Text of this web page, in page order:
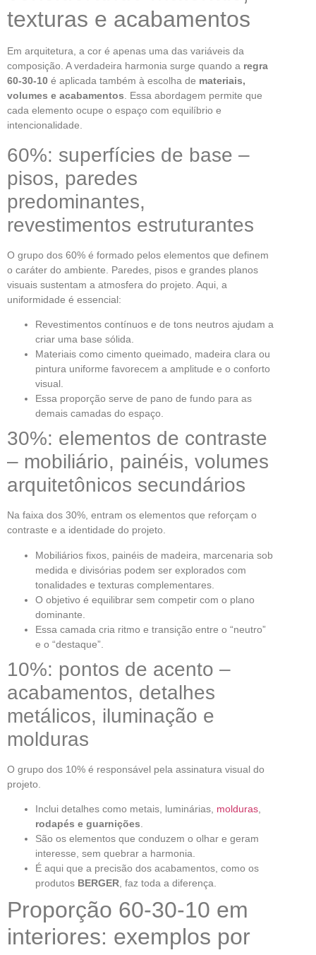
texturas e acabamentos
Em arquitetura, a cor é apenas uma das variáveis da
composição. A verdadeira harmonia surge quando a regra
60-30-10 é aplicada também à escolha de materiais,
volumes e acabamentos. Essa abordagem permite que
cada elemento ocupe o espaço com equilíbrio e
intencionalidade.
60%: superfícies de base –
pisos, paredes
predominantes,
revestimentos estruturantes
O grupo dos 60% é formado pelos elementos que definem
o caráter do ambiente. Paredes, pisos e grandes planos
visuais sustentam a atmosfera do projeto. Aqui, a
uniformidade é essencial:
Revestimentos contínuos e de tons neutros ajudam a
criar uma base sólida.
Materiais como cimento queimado, madeira clara ou
pintura uniforme favorecem a amplitude e o conforto
visual.
Essa proporção serve de pano de fundo para as
demais camadas do espaço.
30%: elementos de contraste
– mobiliário, painéis, volumes
arquitetônicos secundários
Na faixa dos 30%, entram os elementos que reforçam o
contraste e a identidade do projeto.
Mobiliários fixos, painéis de madeira, marcenaria sob
medida e divisórias podem ser explorados com
tonalidades e texturas complementares.
O objetivo é equilibrar sem competir com o plano
dominante.
Essa camada cria ritmo e transição entre o “neutro”
e o “destaque”.
10%: pontos de acento –
acabamentos, detalhes
metálicos, iluminação e
molduras
O grupo dos 10% é responsável pela assinatura visual do
projeto.
Inclui detalhes como metais, luminárias, molduras
rodapés e guarnições
São os elementos que conduzem o olhar e geram
interesse, sem quebrar a harmonia.
É aqui que a precisão dos acabamentos, como os
produtos BERGER , faz toda a diferença.
Proporção 60-30-10 em
interiores: exemplos por